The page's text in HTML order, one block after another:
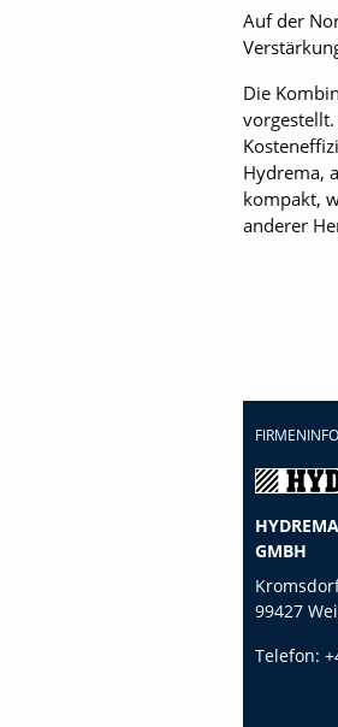
Auf der
Die
Hydrema,
kompakt,
anderer
FIRMENINFO
GMBH
99427
Telefon: